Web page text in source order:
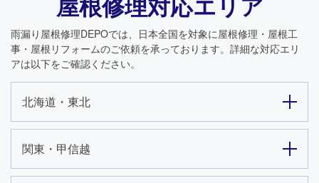
雨漏り屋根修理DEPOでは、日本全国を対象に屋根修理・屋根工
事・屋根リフォームのご依頼を承っております。詳細な対応エリ
アは以下をご確認ください。
北海道・東北
関東・甲信越